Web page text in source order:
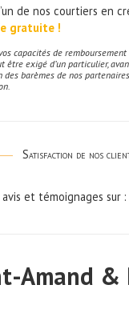
de nos courtiers en
gratuite !
capacités de remboursement
exigé d’un particulier,
barèmes de nos
Satisfaction de nos
et témoignages sur :
Amand &